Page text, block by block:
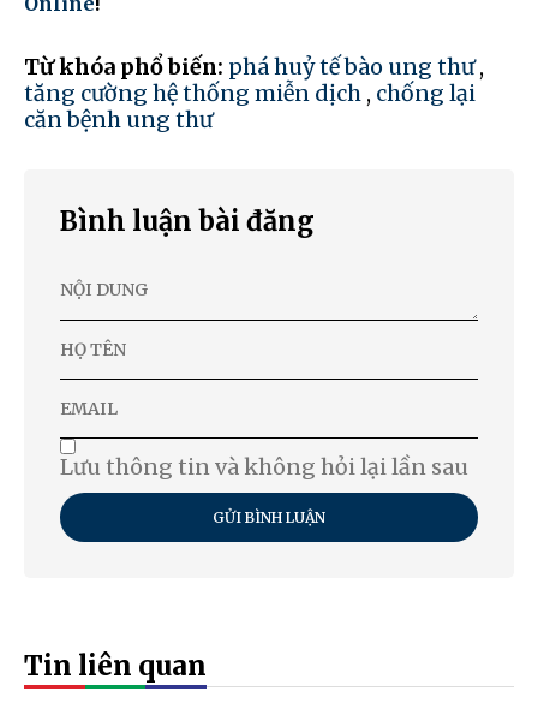
Từ khóa phổ biến: phá huỷ tế bào ung thư,
tăng cường hệ thống miễn dịch , chống lại
căn bệnh ung thư
Bình luận bài đăng
Lưu thông tin và không hỏi lại lần sau
GỬI BÌNH LUẬN
Tin liên quan